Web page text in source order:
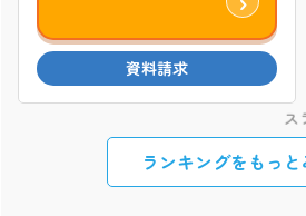
ランキングをもっと